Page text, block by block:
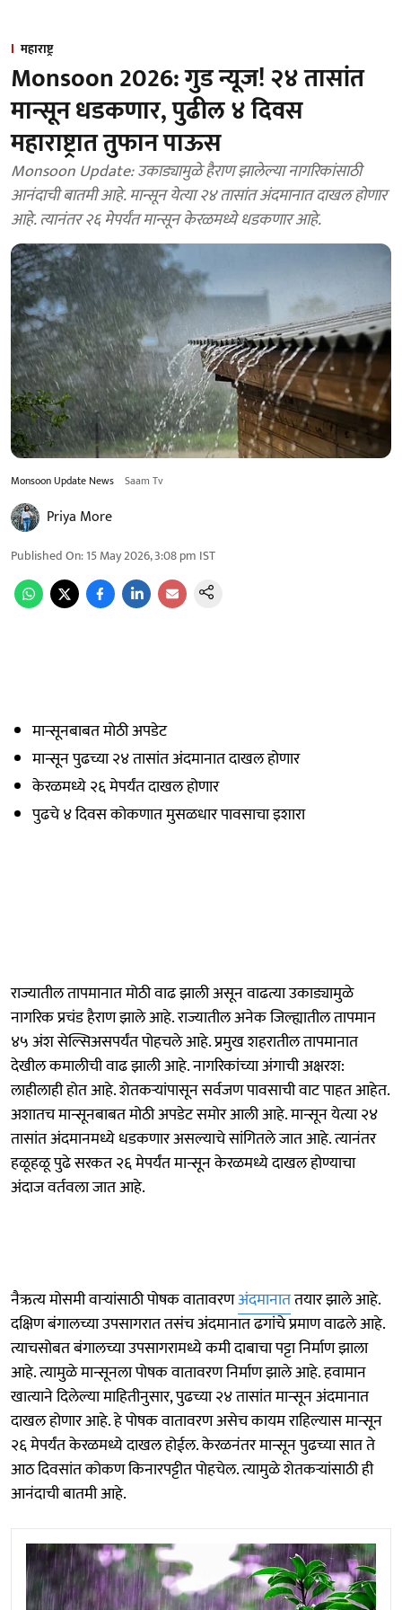
महाराष्ट्र
Monsoon 2026: गुड न्यूज! २४ तासांत
मान्सून धडकणार, पुढील ४ दिवस
महाराष्ट्रात तुफान पाऊस
Monsoon Update: उकाड्यामुळे हैराण झालेल्या नागरिकांसाठी
आनंदाची बातमी आहे. मान्सून येत्या २४ तासांत अंदमानात दाखल होणार
आहे. त्यानंतर २६ मेपर्यंत मान्सून केरळमध्ये धडकणार आहे.
Monsoon Update News Saam Tv
Priya More
Published On:15 May 2026, 3:08 pm IST
मान्सूनबाबत मोठी अपडेट
मान्सून पुढच्या २४ तासांत अंदमानात दाखल होणार
केरळमध्ये २६ मेपर्यंत दाखल होणार
पुढचे ४ दिवस कोकणात मुसळधार पावसाचा इशारा
राज्यातील तापमानात मोठी वाढ झाली असून वाढत्या उकाड्यामुळे
नागरिक प्रचंड हैराण झाले आहे. राज्यातील अनेक जिल्ह्यातील तापमान
४५ अंश सेल्सिअसपर्यंत पोहचले आहे. प्रमुख शहरातील तापमानात
देखील कमालीची वाढ झाली आहे. नागरिकांच्या अंगाची अक्षरश:
लाहीलाही होत आहे. शेतकऱ्यांपासून सर्वजण पावसाची वाट पाहत आहेत.
अशातच मान्सूनबाबत मोठी अपडेट समोर आली आहे. मान्सून येत्या २४
तासांत अंदमानमध्ये धडकणार असल्याचे सांगितले जात आहे. त्यानंतर
हळूहळू पुढे सरकत २६ मेपर्यंत मान्सून केरळमध्ये दाखल होण्याचा
अंदाज वर्तवला जात आहे.
नैऋत्य मोसमी वाऱ्यांसाठी पोषक वातावरणअंदमानाततयार झाले आहे.
दक्षिण बंगालच्या उपसागरात तसंच अंदमानात ढगांचे प्रमाण वाढले आहे.
त्याचसोबत बंगालच्या उपसागरामध्ये कमी दाबाचा पट्टा निर्माण झाला
आहे. त्यामुळे मान्सूनला पोषक वातावरण निर्माण झाले आहे. हवामान
खात्याने दिलेल्या माहितीनुसार, पुढच्या २४ तासांत मान्सून अंदमानात
दाखल होणार आहे. हे पोषक वातावरण असेच कायम राहिल्यास मान्सून
२६ मेपर्यंत केरळमध्ये दाखल होईल. केरळनंतर मान्सून पुढच्या सात ते
आठ दिवसांत कोकण किनारपट्टीत पोहचेल. त्यामुळे शेतकऱ्यांसाठी ही
आनंदाची बातमी आहे.